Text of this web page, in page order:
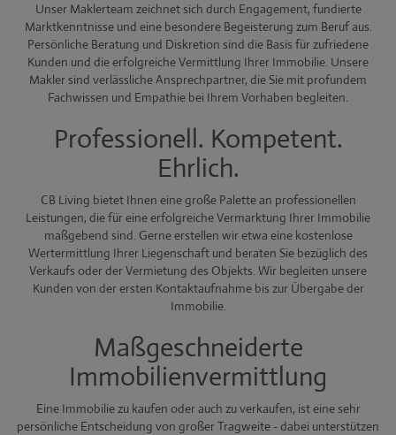
Unser Maklerteam zeichnet sich durch Engagement, fundierte
Marktkenntnisse und eine besondere Begeisterung zum Beruf aus.
Persönliche Beratung und Diskretion sind die Basis für zufriedene
Kunden und die erfolgreiche Vermittlung Ihrer Immobilie. Unsere
Makler sind verlässliche Ansprechpartner, die Sie mit profundem
Fachwissen und Empathie bei Ihrem Vorhaben begleiten.
Professionell. Kompetent.
Ehrlich.
CB Living bietet Ihnen eine große Palette an professionellen
Leistungen, die für eine erfolgreiche Vermarktung Ihrer Immobilie
maßgebend sind. Gerne erstellen wir etwa eine kostenlose
Wertermittlung Ihrer Liegenschaft und beraten Sie bezüglich des
Verkaufs oder der Vermietung des Objekts. Wir begleiten unsere
Kunden von der ersten Kontaktaufnahme bis zur Übergabe der
Immobilie.
Maßgeschneiderte
Immobilienvermittlung
Eine Immobilie zu kaufen oder auch zu verkaufen, ist eine sehr
persönliche Entscheidung von großer Tragweite - dabei unterstützen